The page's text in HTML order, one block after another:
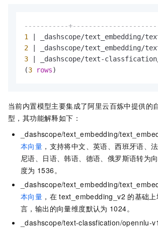
-----------
1
_dashscope/text_embedding/
2
_dashscope/text_embedding/
3
_dashscope/text-classfication
(3 rows)
当前内置模型主要集成了阿里云百炼中提供的
型，其功能解释如下：
_dashscope/text_embedding/
本向量 ，支持将中文、英语、西班牙语、
尼语、日语、韩语、德语、俄罗斯语转为
度为 1536。
_dashscope/text_embedding/
本向量 ，在 text_embedding_v2 的基础
言，输出的向量维度默认为 1024。
_dashscope/text-classfication/opennlu-